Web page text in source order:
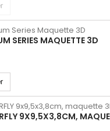
SERIES MAQUETTE 3D
9X9,5X3,8CM,